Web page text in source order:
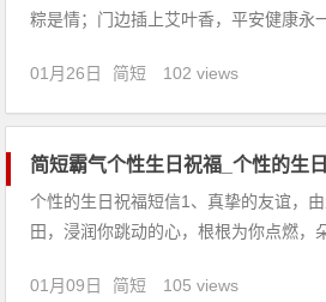
粽是情；门边插上艾叶香，平安健康永
您照顾正在看短信的这些朋友，愿这些
午到，送你个粽子，愿你为人像粽子的
01月26日 简短 102 views
简短霸气个性生日祝福_个性的生
个性的生日祝福短信1、真挚的友谊，
田，浸润你跳动的心，根根为你点燃，
角，我将永远记住这一天。祝你生辰快
01月09日 简短 105 views